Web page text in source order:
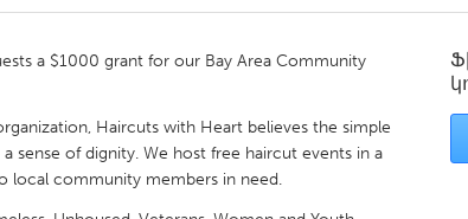
a $1000 grant for our Bay Area Community
Haircuts with Heart believes the simple
sense of dignity. We host free haircut events in a
local community members in need.